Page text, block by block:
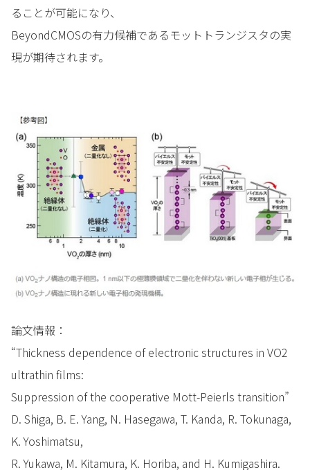
ることが可能になり、
BeyondCMOSの有力候補であるモットトランジスタの実
現が期待されます。
論文情報：
“Thickness dependence of electronic structures in VO2
ultrathin films:
Suppression of the cooperative Mott-Peierls transition”
D. Shiga, B. E. Yang, N. Hasegawa, T. Kanda, R. Tokunaga,
K. Yoshimatsu,
R. Yukawa, M. Kitamura, K. Horiba, and H. Kumigashira.